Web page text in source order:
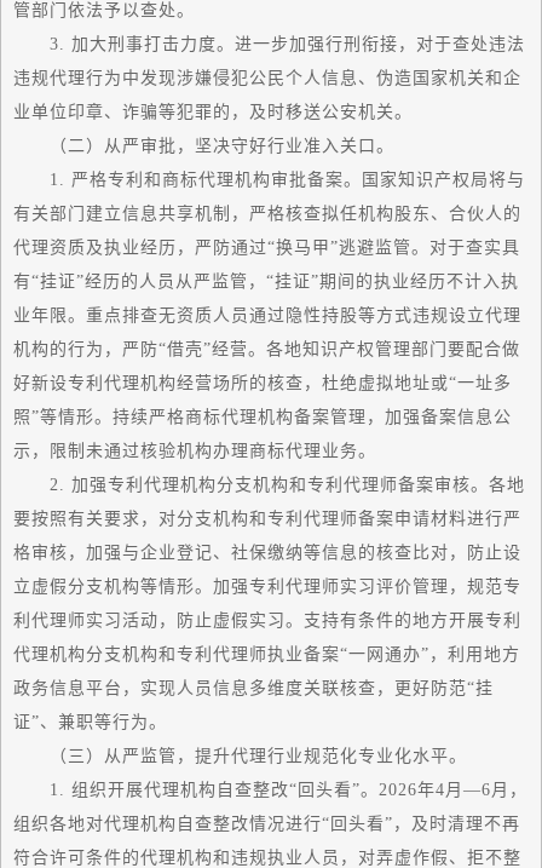
管部门依法予以查处。
3. 加大刑事打击力度。进一步加强行刑衔接，对于查处违法
违规代理行为中发现涉嫌侵犯公民个人信息、伪造 国家机关和企
业单位印章、诈骗等犯罪的，及时移送公安机关。
（二）从严审批，坚决守好行业准入关口。
1. 严格专利和商标代理机构审批备案。
国家知识产权局将与
有关部门建立信息共享机制，严格核查拟任机构股东、合伙人的
代理资质及执业经历，严防通过“换马甲”逃避监管。对于查实具
有“挂证”经历的人员从严监管，“挂证”期间的执业经历不计入执
业年限。重点排查无资质人员通过隐性持股等方式违规设立代理
机构的行为，严防“借壳”经营。各地知识产权管理部门要配合做
好新设专利代理机构经营场所的核查，杜绝虚拟地址或“一址多
照”等情形。持续严格商标代理机构备案管理，加强备案信息公
示，限制未通过核验机构办理商标代理业务。
2. 加强专利代理机构分支机构和专利代理师备案审核。各地
要按照有关要求，对分支机构和专利代理师备案申请材料进行严
格审核，加强与企业登记、社保缴纳等信息的核查比对，防止设
立虚假分支机构等情形。加强专利代理师实习评价管理，规范专
利代理师实习活动，防止虚假实习。支持有条件的地方开展专利
代理机构分支机构和专利代理师执业备案“一网通办”，利用地方
政务信息平台，实现人员信息多维度关联核查，更好防范“挂
证”、兼职等行为。
（三）从严监管，提升代理行业规范化专业化水平。
1. 组织开展代理机构自查整改“回头看”。2026年4月—6月，
组织各地对代理机构自查整改情况进行“回头看”，及时清理不再
符合许可条件的代理机构和违规执业人员，对弄虚作假、拒不整